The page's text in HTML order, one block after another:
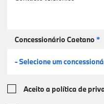
Concessionário Caetano *
- Selecione um
Aceito a política de